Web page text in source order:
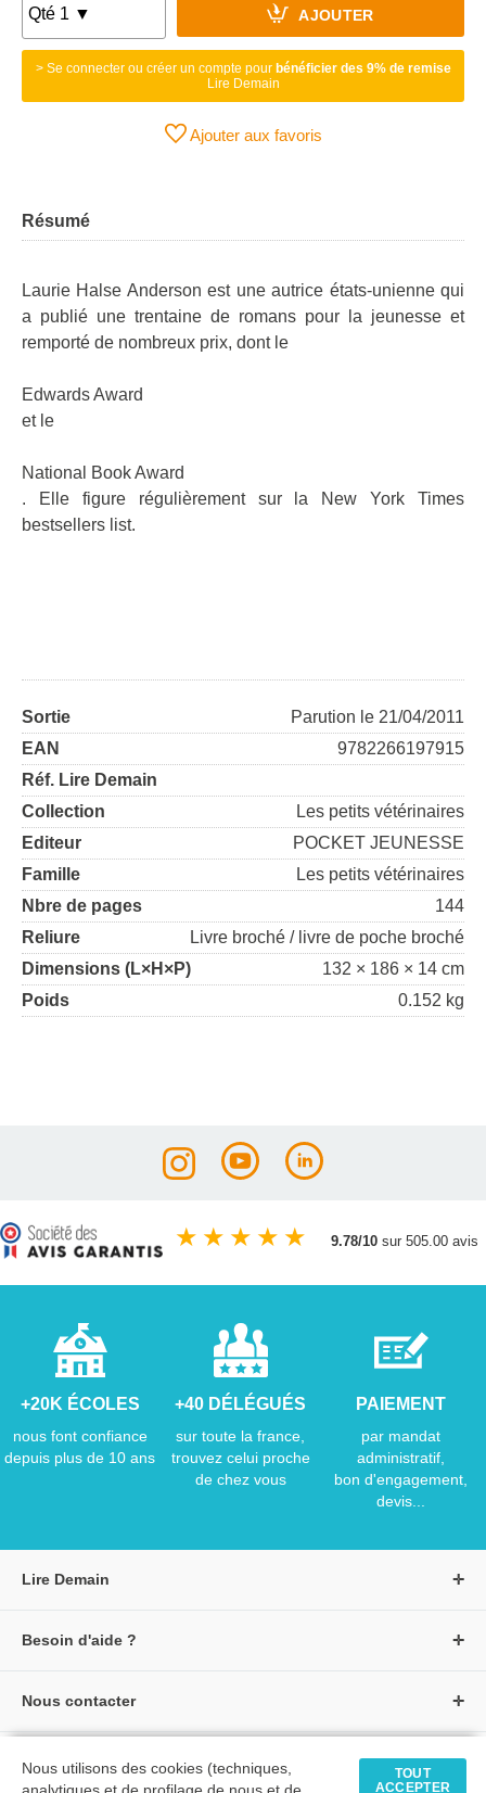
AJOUTER
> Se connecter ou créer un compte pour bénéficier des 9% de remise
Lire Demain
Ajouter aux favoris
Résumé
Laurie Halse Anderson est une autrice états-unienne qui
a publié une trentaine de romans pour la jeunesse et
remporté de nombreux prix, dont le
Edwards Award
et le
National Book Award
. Elle figure régulièrement sur la New York Times
bestsellers list.
Sortie
Parution le 21/04/2011
EAN
9782266197915
Réf. Lire Demain
Collection
Les petits vétérinaires
Editeur
POCKET JEUNESSE
Famille
Les petits vétérinaires
Nbre de pages
144
Reliure
Livre broché / livre de poche broché
Dimensions (L×H×P)
132 × 186 × 14 cm
Poids
0.152 kg
★ ★ ★ ★ ★ 9.78/10 sur 505.00 avis
+20K ÉCOLES
nous font confiance
depuis plus de 10 ans
+40 DÉLÉGUÉS
sur toute la france,
trouvez celui proche
de chez vous
PAIEMENT
par mandat
administratif,
bon d'engagement,
devis...
Lire Demain
Créer un compte
★ Avis clients vérifiés
Besoin d'aide ?
Livraisons et retours
Nous contacter
Formulaire de contact
Siège social
Tous nos livres
Nous utilisons des cookies (techniques,
TOUT
ACCEPTER